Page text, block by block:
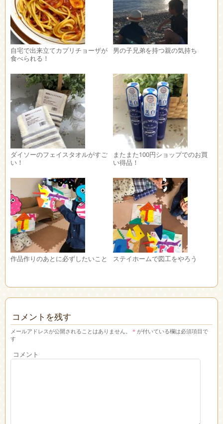
自宅で出来立てカプリチョーザが
食べられる！
男の子兄弟を持つ親の気持ち
ダイソーのフェイスタオルがすご
い！
またまた100円ショップでのお買
い得品！
作品作りのあとに必ずしたいこと ステイホームで図工をやろう
コメントを残す
メールアドレスが公開されることはありません。 * が付いている欄は必須項目で
す
コメント